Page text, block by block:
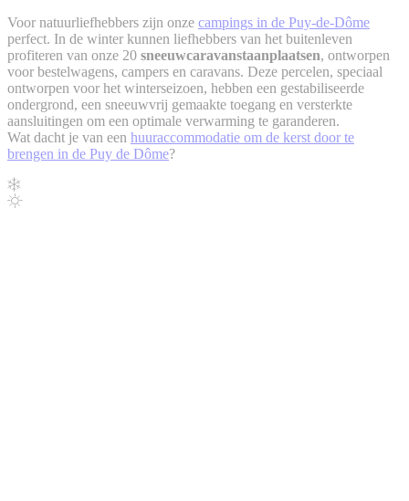
Voor natuurliefhebbers zijn onze campings in de Puy-de-Dôme
perfect. In de winter kunnen liefhebbers van het buitenleven
profiteren van onze 20 sneeuwcaravanstaanplaatsen, ontworpen
voor bestelwagens, campers en caravans. Deze percelen, speciaal
ontworpen voor het winterseizoen, hebben een gestabiliseerde
ondergrond, een sneeuwvrij gemaakte toegang en versterkte
aansluitingen om een optimale verwarming te garanderen.
Wat dacht je van een huuraccommodatie om de kerst door te
brengen in de Puy de Dôme?